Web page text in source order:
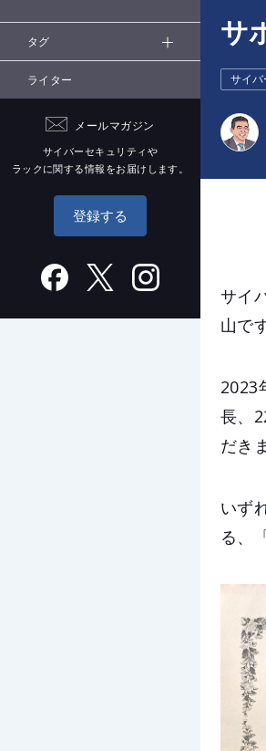
タグ
ライター
メールマガジン
サイバーセキュリティや
ラックに関する情報をお届けします。
登録する
サ
サイ
サイ
山で
2023
長、
だき
いず
る、